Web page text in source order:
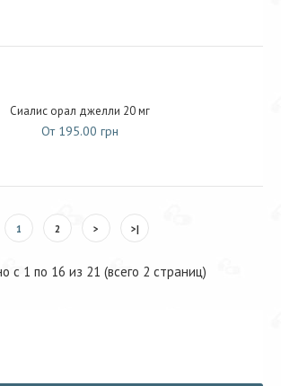
Сиалис орал джелли 20 мг
От 195.00 грн
1 2 > >|
с 1 по 16 из 21 (всего 2 страниц)